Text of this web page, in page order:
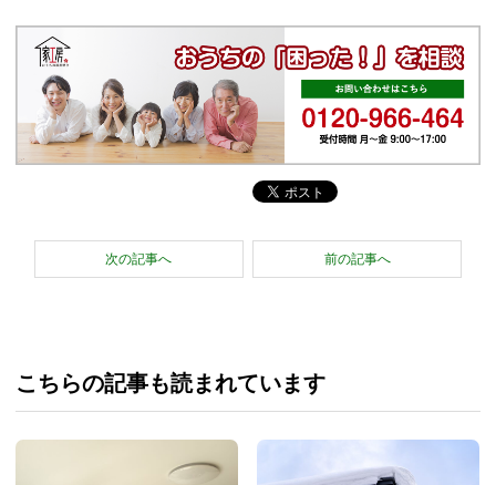
次の記事へ 前の記事へ
こちらの記事も読まれています